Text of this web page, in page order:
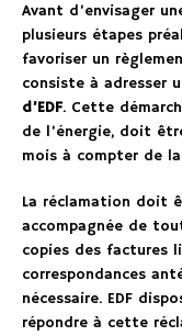
Avant d’envisager
plusieurs étapes
favoriser un
consiste à adresser
d’EDF. Cette
de l’énergie, doit
mois à compter de
La réclamation doit
accompagnée de
copies des factures
correspondances
nécessaire. EDF
répondre à cette